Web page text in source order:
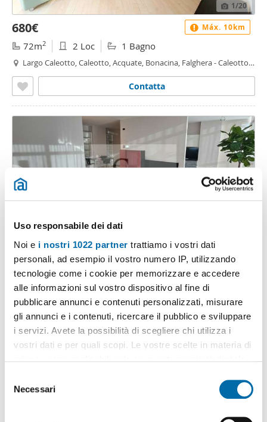
Uso responsabile dei dati
Noi e i nostri 1022 partner trattiamo i vostri dati
personali, ad esempio il vostro numero IP, utilizzando
tecnologie come i cookie per memorizzare e accedere
alle informazioni sul vostro dispositivo al fine di
pubblicare annunci e contenuti personalizzati, misurare
gli annunci e i contenuti, ricercare il pubblico e sviluppare
i servizi. Avete la possibilità di scegliere chi utilizza i
vostri dati e per quali scopi. Le vostre scelte in materia di
modificare o revocare il proprio consenso in qualsiasi
momento dalla Dichiarazione sui cookie o facendo clic
Necessari
1/20
680€
72m2 2 Loc 1 Bagno
Largo Caleotto, Caleotto, Acquate, Bonacina, Falghera - Caleotto,
Contatta
Máx. 10km
1.150€ 1.265€
125m2 3 Loc 2 Bagni
Largo Caleotto, Caleotto, Acquate, Bonacina, Falghera - Caleotto,
Lecco
Contatta
Máx. 10km